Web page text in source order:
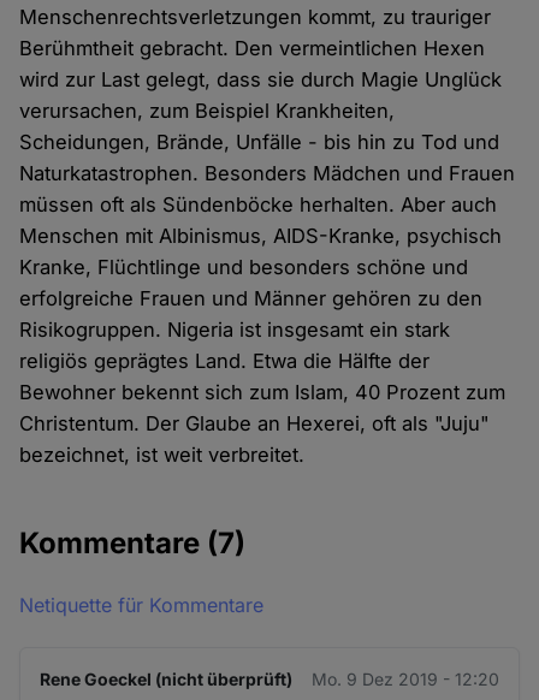
Menschenrechtsverletzungen kommt, zu trauriger
Berühmtheit gebracht. Den vermeintlichen Hexen
wird zur Last gelegt, dass sie durch Magie Unglück
verursachen, zum Beispiel Krankheiten,
Scheidungen, Brände, Unfälle - bis hin zu Tod und
Naturkatastrophen. Besonders Mädchen und Frauen
müssen oft als Sündenböcke herhalten. Aber auch
Menschen mit Albinismus, AIDS-Kranke, psychisch
Kranke, Flüchtlinge und besonders schöne und
erfolgreiche Frauen und Männer gehören zu den
Risikogruppen. Nigeria ist insgesamt ein stark
religiös geprägtes Land. Etwa die Hälfte der
Bewohner bekennt sich zum Islam, 40 Prozent zum
Christentum. Der Glaube an Hexerei, oft als "Juju"
bezeichnet, ist weit verbreitet.
Kommentare (7)
Netiquette für Kommentare
Rene Goeckel (nicht überprüft) Mo. 9 Dez 2019 - 12:20